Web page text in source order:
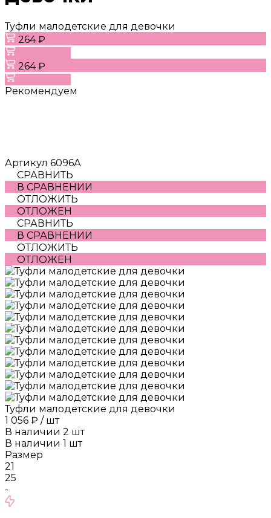
Туфли малодетские для девочки
264 ₽
264 ₽
Рекомендуем
Артикул 6096А
СРАВНИТЬ
В СРАВНЕНИИ
ОТЛОЖИТЬ
ОТЛОЖЕН
СРАВНИТЬ
В СРАВНЕНИИ
ОТЛОЖИТЬ
ОТЛОЖЕН
Туфли малодетские для девочки
1 056 ₽ / шт
В наличии 2 шт
В наличии 1 шт
Размер
21
25
-